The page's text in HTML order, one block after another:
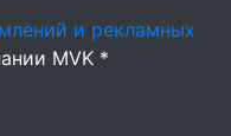
и рекламных
MVK *